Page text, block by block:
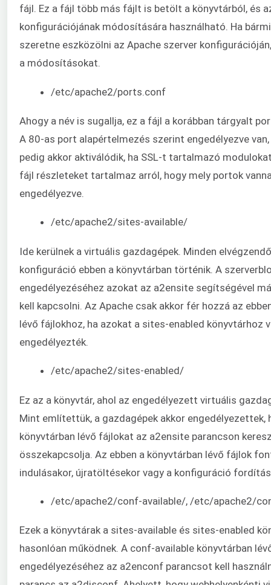
fájl. Ez a fájl több más fájlt is betölt a könyvtárból, és
konfigurációjának módosítására használható. Ha
szeretne eszközölni az Apache szerver
a módosításokat.
/etc/apache2/ports.conf
Ahogy a név is sugallja, ez a fájl a korábban tárgyalt
A 80-as port alapértelmezés szerint engedélyezve
pedig akkor aktiválódik, ha SSL-t tartalmazó
fájl részleteket tartalmaz arról, hogy mely portok
engedélyezve.
/etc/apache2/sites-available/
Ide kerülnek a virtuális gazdagépek. Minden
konfiguráció ebben a könyvtárban történik. A
engedélyezéséhez azokat az a2ensite segítségével
kell kapcsolni. Az Apache csak akkor fér hozzá az
lévő fájlokhoz, ha azokat a sites-enabled könyvtárhoz
engedélyezték.
/etc/apache2/sites-enabled/
Ez az a könyvtár, ahol az engedélyezett virtuális
Mint említettük, a gazdagépek akkor engedélyezettek,
könyvtárban lévő fájlokat az a2ensite parancson
összekapcsolja. Az ebben a könyvtárban lévő fájlok
indulásakor, újratöltésekor vagy a konfiguráció
/etc/apache2/conf-available/, /etc/apache2/
Ezek a könyvtárak a sites-available és sites-enabled
hasonlóan működnek. A conf-available könyvtárban
engedélyezéséhez az a2enconf parancsot kell